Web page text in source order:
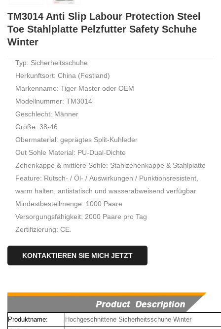
TM3014 Anti Slip Labour Protection Steel
Toe Stahlplatte Pelzfutter Safety Schuhe
Winter
Typ: Sicherheitsschuhe
Herkunftsort: China (Festland)
Markenname: Tiger Master oder OEM
Modellnummer: TM3014
Geschlecht: Männer
Größe: 38-46.
Obermaterial: geprägtes Split-Kuhleder
Out Sohle Material: PU-Dual-Dichte
Zehenkappe & mittlere Sohle: Stahlzehenkappe & Stahlplatte
Feature: Rutsch- / Öl- / Auswirkungen / Punktionsresistent,
warm halten, antistatisch und wasserabweisend verfügbar
Mindestbestellmenge: 1000 Paare
Versorgungsfähigkeit: 2000 Paare pro Tag
Zertifizierung: CE.
KONTAKTIEREN SIE MICH JETZT
Produktname:
Hochgeschnittene Sicherheitsschuhe Winter